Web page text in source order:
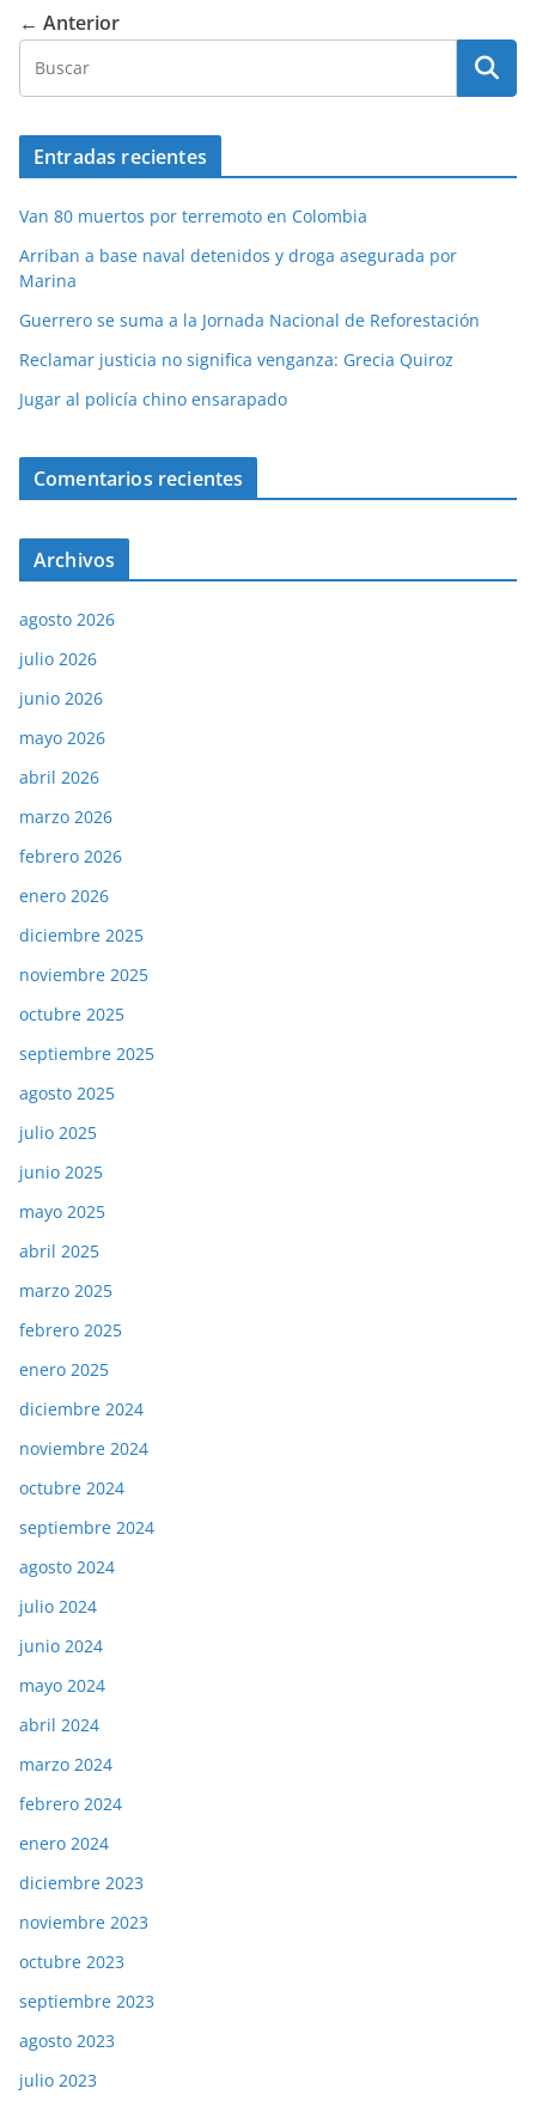
← Anterior
Entradas recientes
Van 80 muertos por terremoto en Colombia
Arriban a base naval detenidos y droga asegurada por
Marina
Guerrero se suma a la Jornada Nacional de Reforestación
Reclamar justicia no significa venganza: Grecia Quiroz
Jugar al policía chino ensarapado
Comentarios recientes
Archivos
agosto 2026
julio 2026
junio 2026
mayo 2026
abril 2026
marzo 2026
febrero 2026
enero 2026
diciembre 2025
noviembre 2025
octubre 2025
septiembre 2025
agosto 2025
julio 2025
junio 2025
mayo 2025
abril 2025
marzo 2025
febrero 2025
enero 2025
diciembre 2024
noviembre 2024
octubre 2024
septiembre 2024
agosto 2024
julio 2024
junio 2024
mayo 2024
abril 2024
marzo 2024
febrero 2024
enero 2024
diciembre 2023
noviembre 2023
octubre 2023
septiembre 2023
agosto 2023
julio 2023